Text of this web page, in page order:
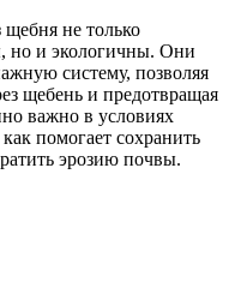
не только
но и экологичны. Они
систему, позволяя
щебень и предотвращая
важно в условиях
помогает сохранить
эрозию почвы.